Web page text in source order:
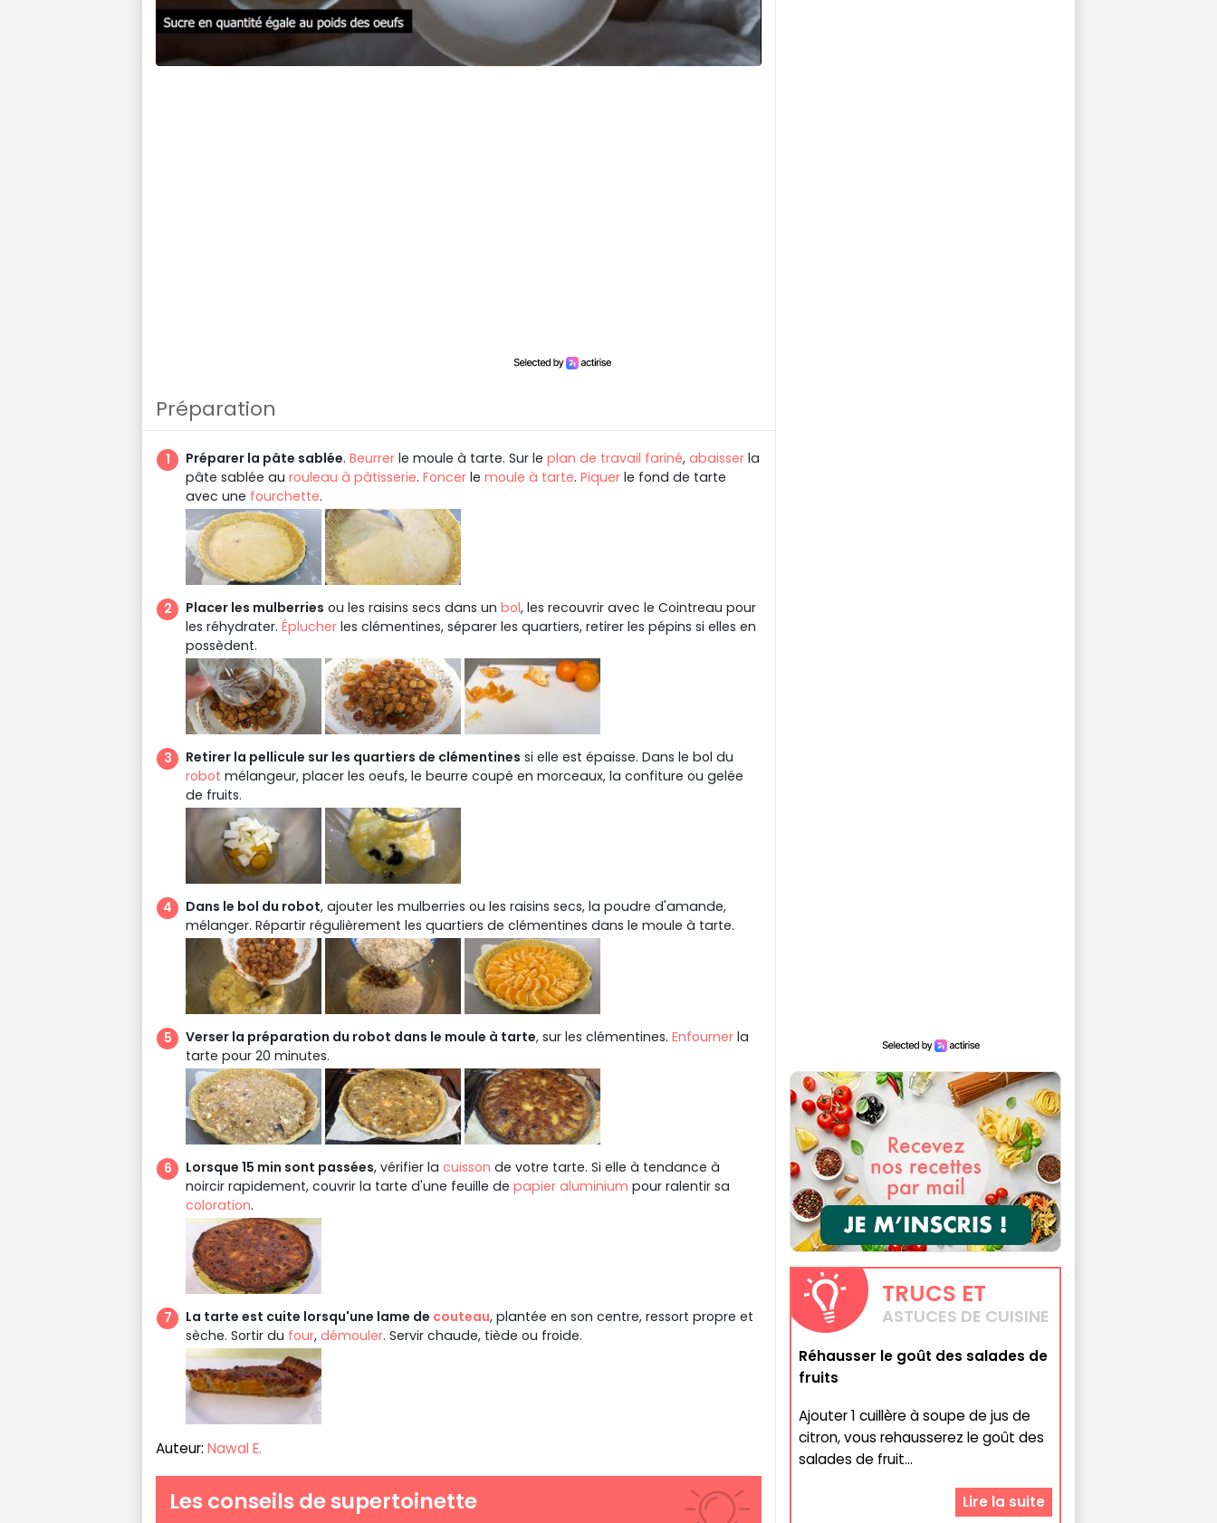
Préparation
Préparer la pâte sablée. Beurrer le moule à tarte. Sur le plan de travail fariné, abaisser la
pâte sablée au rouleau à pâtisserie. Foncer le moule à tarte. Piquer le fond de tarte
avec une fourchette.
Placer les mulberries ou les raisins secs dans un bol, les recouvrir avec le Cointreau pour
les réhydrater. Éplucher les clémentines, séparer les quartiers, retirer les pépins si elles en
possèdent.
Retirer la pellicule sur les quartiers de clémentines si elle est épaisse. Dans le bol du
robot mélangeur, placer les oeufs, le beurre coupé en morceaux, la confiture ou gelée
de fruits.
Dans le bol du robot, ajouter les mulberries ou les raisins secs, la poudre d'amande,
mélanger. Répartir régulièrement les quartiers de clémentines dans le moule à tarte.
Verser la préparation du robot dans le moule à tarte, sur les clémentines. Enfourner la
tarte pour 20 minutes.
Lorsque 15 min sont passées, vérifier la cuisson de votre tarte. Si elle à tendance à
noircir rapidement, couvrir la tarte d'une feuille de papier aluminium pour ralentir sa
coloration.
La tarte est cuite lorsqu'une lame de couteau, plantée en son centre, ressort propre et
sèche. Sortir du four, démouler. Servir chaude, tiède ou froide.
Auteur: Nawal E.
Les conseils de supertoinette
TRUCS ET
ASTUCES DE CUISINE
Réhausser le goût des salades de
fruits
Ajouter 1 cuillère à soupe de jus de
citron, vous rehausserez le goût des
salades de fruit...
Lire la suite